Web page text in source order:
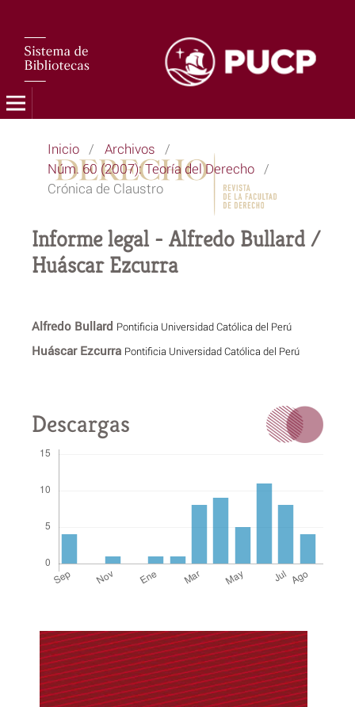
Inicio / Archivos /
Núm. 60 (2007): Teoría del Derecho /
Crónica de Claustro
Informe legal - Alfredo Bullard /
Huáscar Ezcurra
Alfredo Bullard Pontificia Universidad Católica del Perú
Huáscar Ezcurra Pontificia Universidad Católica del Perú
Descargas